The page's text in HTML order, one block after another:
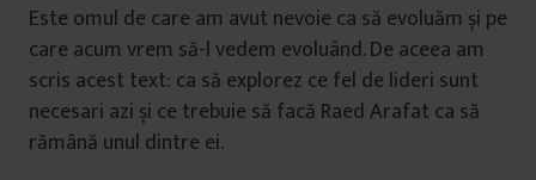
Este omul de care am avut nevoie ca să evoluăm și pe
care acum vrem să-l vedem evoluând. De aceea am
scris acest text: ca să explorez ce fel de lideri sunt
necesari azi și ce trebuie să facă Raed Arafat ca să
rămână unul dintre ei.